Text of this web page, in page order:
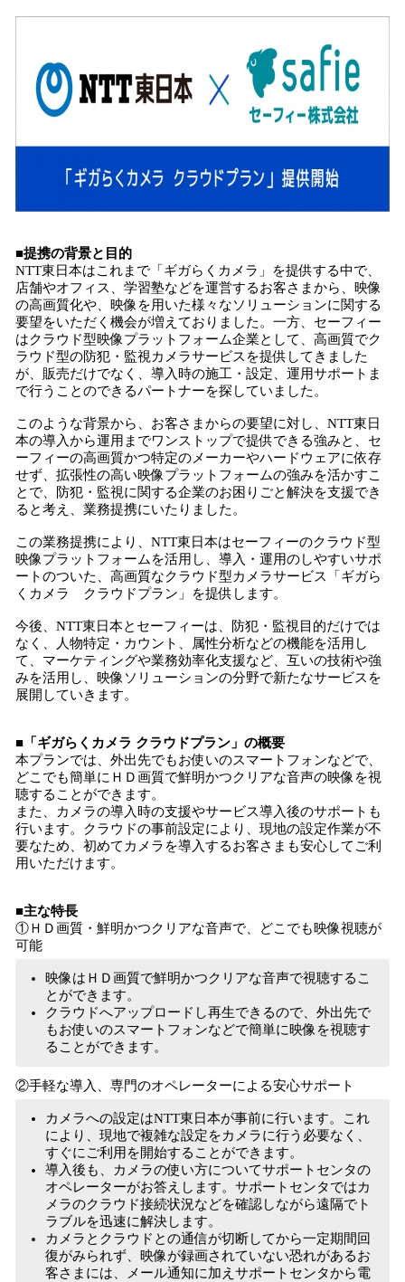
■提携の背景と目的
NTT東日本はこれまで「ギガらくカメラ」を提供する中で、
店舗やオフィス、学習塾などを運営するお客さまから、映像
の高画質化や、映像を用いた様々なソリューションに関する
要望をいただく機会が増えておりました。一方、セーフィー
はクラウド型映像プラットフォーム企業として、高画質でク
ラウド型の防犯・監視カメラサービスを提供してきました
が、販売だけでなく、導入時の施工・設定、運用サポートま
で行うことのできるパートナーを探していました。
このような背景から、お客さまからの要望に対し、NTT東日
本の導入から運用までワンストップで提供できる強みと、セ
ーフィーの高画質かつ特定のメーカーやハードウェアに依存
せず、拡張性の高い映像プラットフォームの強みを活かすこ
とで、防犯・監視に関する企業のお困りごと解決を支援でき
ると考え、業務提携にいたりました。
この業務提携により、NTT東日本はセーフィーのクラウド型
映像プラットフォームを活用し、導入・運用のしやすいサポ
ートのついた、高画質なクラウド型カメラサービス「ギガら
くカメラ クラウドプラン」を提供します。
今後、NTT東日本とセーフィーは、防犯・監視目的だけでは
なく、人物特定・カウント、属性分析などの機能を活用し
て、マーケティングや業務効率化支援など、互いの技術や強
みを活用し、映像ソリューションの分野で新たなサービスを
展開していきます。
■「ギガらくカメラ クラウドプラン」の概要
本プランでは、外出先でもお使いのスマートフォンなどで、
どこでも簡単にＨＤ画質で鮮明かつクリアな音声の映像を視
聴することができます。
また、カメラの導入時の支援やサービス導入後のサポートも
行います。クラウドの事前設定により、現地の設定作業が不
要なため、初めてカメラを導入するお客さまも安心してご利
用いただけます。
■主な特長
①ＨＤ画質・鮮明かつクリアな音声で、どこでも映像視聴が
可能
映像はＨＤ画質で鮮明かつクリアな音声で視聴するこ
とができます。
クラウドへアップロードし再生できるので、外出先で
もお使いのスマートフォンなどで簡単に映像を視聴す
ることができます。
②手軽な導入、専門のオペレーターによる安心サポート
カメラへの設定はNTT東日本が事前に行います。これ
により、現地で複雑な設定をカメラに行う必要なく、
すぐにご利用を開始することができます。
導入後も、カメラの使い方についてサポートセンタの
オペレーターがお答えします。サポートセンタではカ
メラのクラウド接続状況などを確認しながら遠隔でト
ラブルを迅速に解決します。
カメラとクラウドとの通信が切断してから一定期間回
復がみられず、映像が録画されていない恐れがあるお
客さまには、メール通知に加えサポートセンタから電